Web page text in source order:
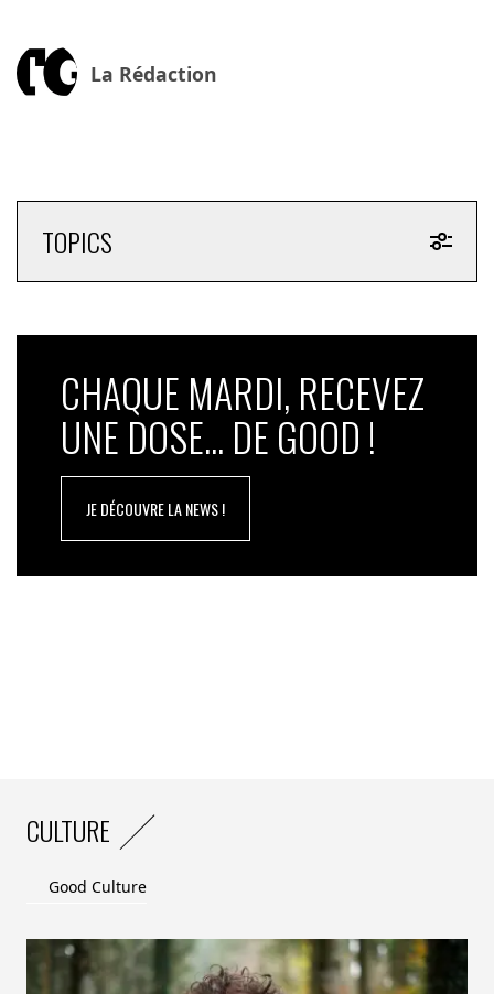
La Rédaction
TOPICS
CHAQUE MARDI, RECEVEZ
UNE DOSE... DE GOOD !
JE DÉCOUVRE LA NEWS !
CULTURE
Good Culture